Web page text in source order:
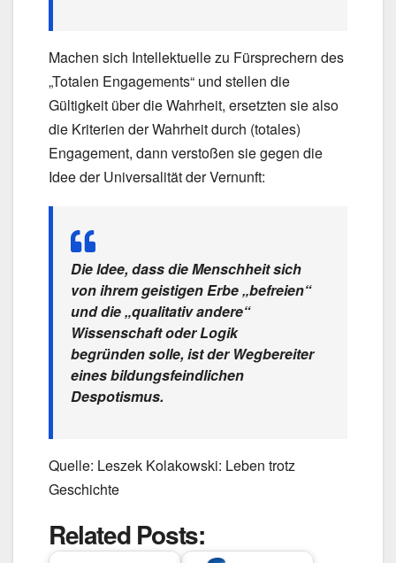
Machen sich Intellektuelle zu Fürsprechern des
„Totalen Engagements“ und stellen die
Gültigkeit über die Wahrheit, ersetzten sie also
die Kriterien der Wahrheit durch (totales)
Engagement, dann verstoßen sie gegen die
Idee der Universalität der Vernunft:
Die Idee, dass die Menschheit sich
von ihrem geistigen Erbe „befreien“
und die „qualitativ andere“
Wissenschaft oder Logik
begründen solle, ist der Wegbereiter
eines bildungsfeindlichen
Despotismus.
Quelle: Leszek Kolakowski: Leben trotz
Geschichte
Related Posts: